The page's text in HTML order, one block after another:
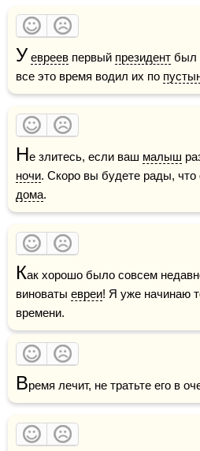
У евреев первый президент был
все это время водил их по
Не злитесь, если ваш малыш
ночи
дома.
Как хорошо было совсем
виноваты евреи! Я уже начинаю
времени.
Время лечит, не тратьте его в